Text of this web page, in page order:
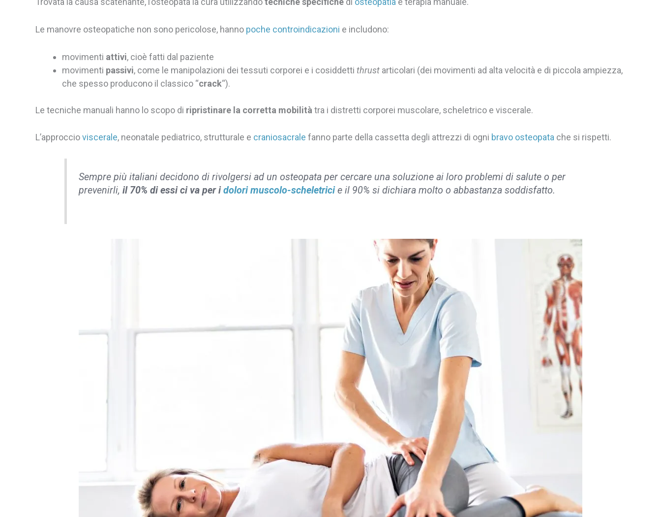
Le manovre osteopatiche non sono pericolose, hanno poche controindicazioni e includono:
movimenti attivi, cioè fatti dal paziente
movimenti passivi, come le manipolazioni dei tessuti corporei e i cosiddetti thrust articolari (dei movimenti ad alta velocità e di piccola ampiezza,
che spesso producono il classico “crack“).
Le tecniche manuali hanno lo scopo di ripristinare la corretta mobilità tra i distretti corporei muscolare, scheletrico e viscerale.
L’approccioviscerale, neonatale pediatrico, strutturale e craniosacrale fanno parte della cassetta degli attrezzi di ogni bravo osteopata che si rispetti.
Sempre più italiani decidono di rivolgersi ad un osteopata per cercare una soluzione ai loro problemi di salute o per
prevenirli,il 70% di essi ci va per idolori muscolo-scheletrici e il 90% si dichiara molto o abbastanza soddisfatto.